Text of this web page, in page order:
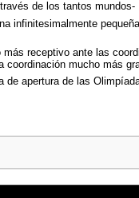
de los tantos mundos-
infinitesimalmente
receptivo ante las
mucho más
apertura de las